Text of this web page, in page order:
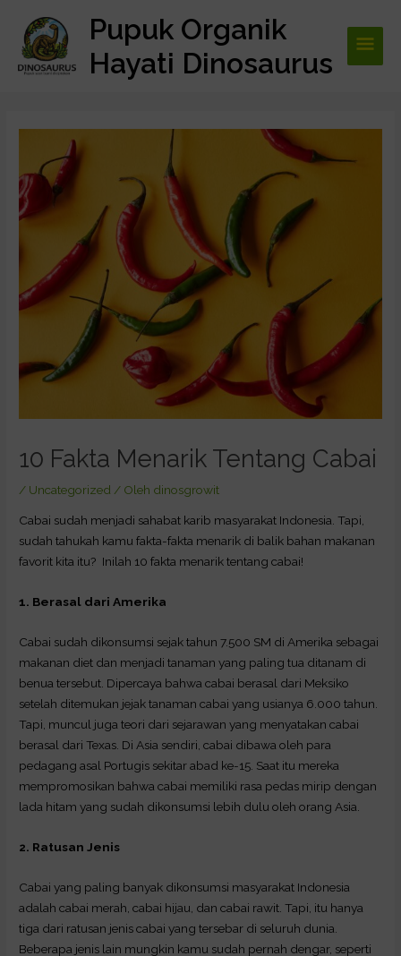
konten
Pupuk Organik
Hayati Dinosaurus
10 Fakta Menarik Tentang Cabai
/ Uncategorized / Oleh dinosgrowit
Cabai sudah menjadi sahabat karib masyarakat Indonesia. Tapi,
sudah tahukah kamu fakta-fakta menarik di balik bahan makanan
favorit kita itu? Inilah 10 fakta menarik tentang cabai!
1. Berasal dari Amerika
Cabai sudah dikonsumsi sejak tahun 7.500 SM di Amerika sebagai
makanan diet dan menjadi tanaman yang paling tua ditanam di
benua tersebut. Dipercaya bahwa cabai berasal dari Meksiko
setelah ditemukan jejak tanaman cabai yang usianya 6.000 tahun.
Tapi, muncul juga teori dari sejarawan yang menyatakan cabai
berasal dari Texas. Di Asia sendiri, cabai dibawa oleh para
pedagang asal Portugis sekitar abad ke-15. Saat itu mereka
mempromosikan bahwa cabai memiliki rasa pedas mirip dengan
lada hitam yang sudah dikonsumsi lebih dulu oleh orang Asia.
2. Ratusan Jenis
Cabai yang paling banyak dikonsumsi masyarakat Indonesia
adalah cabai merah, cabai hijau, dan cabai rawit. Tapi, itu hanya
tiga dari ratusan jenis cabai yang tersebar di seluruh dunia.
Beberapa jenis lain mungkin kamu sudah pernah dengar, seperti